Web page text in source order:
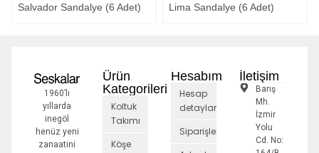
Salvador Sandalye (6 Adet) Lima Sandalye (6 Adet)
1960’lı
yıllarda
inegöl
henüz yeni
zanaatini
Ürün
Kategorileri
Koltuk
Takımı
Köşe
Hesabım
Hesap
detayları
Siparişler
İletişim
Barış
Mh.
İzmir
Yolu
Cd. No: